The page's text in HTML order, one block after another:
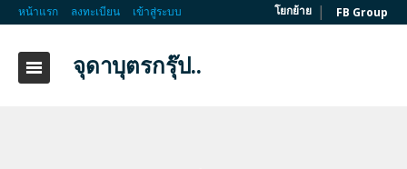
หน้าแรก ลงทะเบียน เข้าสู่ระบบ โยกย้าย | FB Group
จุดาบุตรกรุ๊ป..